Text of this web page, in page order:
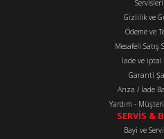
Stok
Antor Yay - Yakıt Filtre Üstüne 6LD325
Gizlilik ve
Ödeme ve
Mesafeli Satış
İade ve iptal
Garanti
Arıza / İade
Yardım -
SERVİS &
Bayi ve